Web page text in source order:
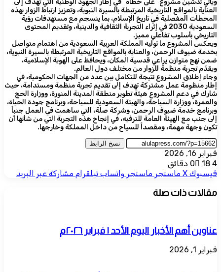
ويأتي تدشين مشروع “على خطاه” في إطار الجهود الوطنية التي تهدف إلى
العناية بالمواقع التاريخية المرتبطة بالسيرة النبوية، وتعزيز ارتباط الزوار بهذه
المحطات المفصلية في تاريخ الإسلام، بما ينسجم مع مستهدفات رؤية
السعودية 2030 في إثراء التجربة الثقافية والدينية، وتقديم المحتوى
التاريخي بأسلوب تفاعلي مميز.
ويعكس المشروع ما توليه المملكة العربية السعودية من اهتمام متواصل
بخدمة ضيوف الرحمن، والعناية بالمواقع التاريخية المرتبطة بالسيرة النبوية،
ضمن نهج متوازن يراعي قدسية المكان، ويحافظ على الهوية الإسلامية،
ويقدّم تجربة منظمة للزوار من مختلف دول العالم.
وجاء إطلاق المشروع نتيجة للتكامل بين عدد من الجهات الحكومية، في
إطار منظومة عمل مشتركة تهدف إلى تقديم تجربة منظمة ومستدامة، حيث
شارك في دعم المشروع هيئة تطوير منطقة المدينة المنورة، ووزارة الحج
والعمرة، ووزارة السياحة، والهيئة السعودية للسياحة، وبرنامج جودة الحياة،
وبرنامج خدمة ضيوف الرحمن، وشركة صلة، التي ساهمت في العمل جنباً
إلى جنب مع الهيئة العامة للترفيه، في إنجاح هذه التجربة التي من شأنها أن
تكون وجهة مهمة، ومقصداً للسياح من داخل المملكة وخارجها.
نسخ الرابط
فبراير 16, 2026
0
18 4 دقائق
فيسبوك ‫X ماسنجر ماسنجر واتساب تيلقرام مشاركة عبر البريد
مقالات ذات صلة
عناوين أهم الأخبار اليوم الأحد ١ فبراير ٢٠٢٦م
فبراير 1, 2026